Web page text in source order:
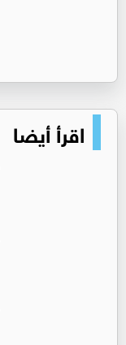
اقرأ أيضا